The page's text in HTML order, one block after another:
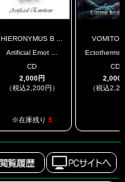
HIERONYMUS B ...
Artificial Emot ...
CD
2,000円
（税込2,200円）
※在庫残り 5
Ectotherms
CD
2,000
（税込